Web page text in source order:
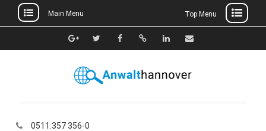
to
Main Menu Top Menu
Google+TwitterFacebook
Xing Linkedin
E-
0511.357 356-0